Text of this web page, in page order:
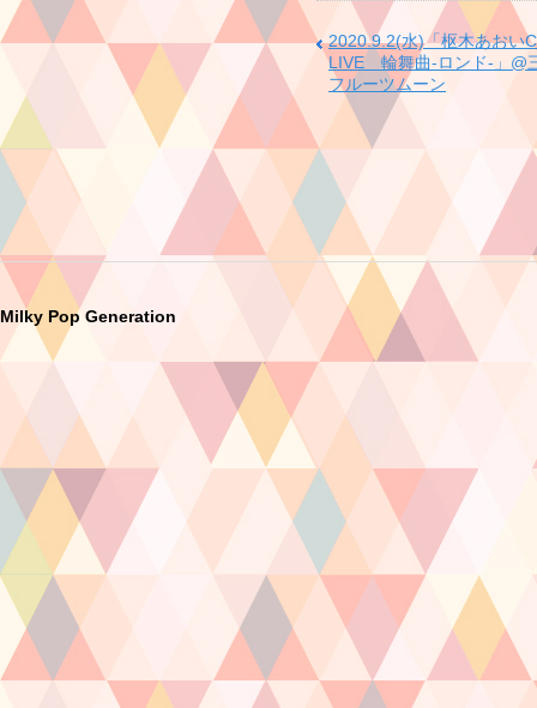
2020.9.2(水)「枢木あおい
LIVE 輪舞曲-ロンド-」@
フルーツムーン
Milky Pop Generation